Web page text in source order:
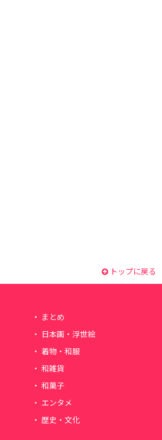
トップに戻る
まとめ
日本画・浮世絵
着物・和服
和雑貨
和菓子
エンタメ
歴史・文化